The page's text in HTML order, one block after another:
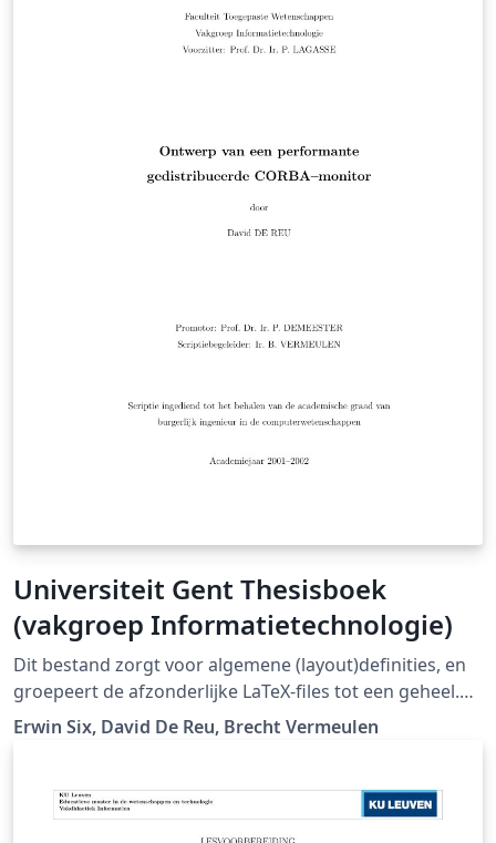
Universiteit Gent Thesisboek
(vakgroep Informatietechnologie)
Dit bestand zorgt voor algemene (layout)definities, en
groepeert de afzonderlijke LaTeX-files tot een geheel.
"Er is ook een template beschikbaar dat gebruikt wordt
Erwin Six, David De Reu, Brecht Vermeulen